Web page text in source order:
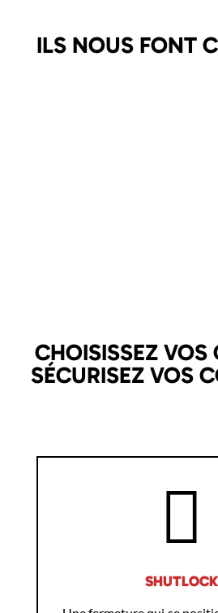
ILS NOUS FONT
CHOISISSEZ VOS
SÉCURISEZ VOS
SHUTLOCK